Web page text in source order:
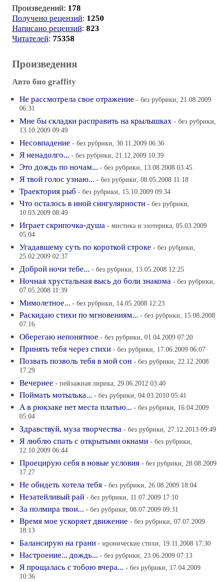
Произведений: 178
Получено рецензий: 1250
Написано рецензий: 823
Читателей: 75358
Произведения
Авто био graffity
Не рассмотрела свое отражение - без рубрики, 21.08.2009
06:31
Мне бы складки расправить на крылышках - без рубрики,
13.10.2009 09:49
Несовпадение - без рубрики, 30.11.2009 06:36
Я ненадолго... - без рубрики, 21.12.2009 10:39
Это дождь по ночам... - без рубрики, 13.08.2008 03:45
Я твой голос узнаю... - без рубрики, 08.05.2008 11:18
Траектория рыб - без рубрики, 15.10.2009 09:34
Что осталось в иной сингулярности - без рубрики,
10.03.2009 08:49
Играет скрипочка-душа - мистика и эзотерика, 05.03.2009
05:04
Угадавшему суть по короткой строке - без рубрики,
25.02.2009 02:37
Доброй ночи тебе... - без рубрики, 13.05.2008 12:25
Ночная хрустальная высь до боли знакома - без рубрики,
07.05.2008 11:39
Мимолетное... - без рубрики, 14.05.2008 12:23
Раскидаю стихи по мгновениям... - без рубрики, 15.08.2008
07:16
Оберегаю непонятное - без рубрики, 01.04.2009 07:20
Принять тебя через стихи - без рубрики, 17.06.2009 06:07
Позвать позволь тебя в мой сон - без рубрики, 22.12.2008
17:29
Вечернее - пейзажная лирика, 29.06.2012 03:40
Поймать мотылька... - без рубрики, 04.03.2010 05:41
А в рюкзаке нет места платью... - без рубрики, 16.04.2009
05:04
Здравствуй, муза творчества - без рубрики, 27.12.2013 09:49
Я люблю спать с открытыми окнами - без рубрики,
12.10.2009 06:44
Проецирую себя в новые условия - без рубрики, 28.08.2009
17:27
Не обидеть хотела тебя - без рубрики, 26.08.2009 18:04
Нeзатейливый рай - без рубрики, 11.07.2009 17:10
За полмира твои... - без рубрики, 08.07.2009 09:31
Время мое ускоряет движение - без рубрики, 07.07.2009
18:13
Балансирую на грани - иронические стихи, 19.11.2008 17:30
Настроение... дождь... - без рубрики, 23.06.2009 07:13
Я прощалась с тобою вчера... - без рубрики, 17.04.2009
10:36